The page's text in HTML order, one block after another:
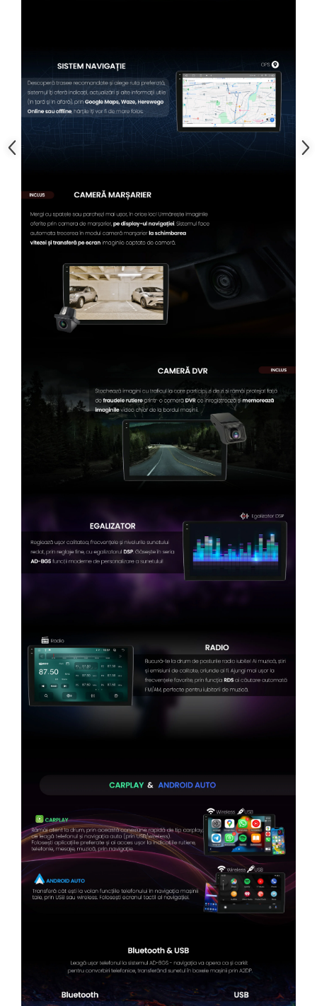
Conectică Honda
Conectică Chevrolet
Conectică Suzuki
Conectică Kia
Conectică Hyundai
Conectică Mitsubishi
Lumini ambientale